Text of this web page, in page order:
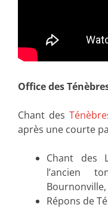
Office des
Chant des
après une courte
Chant des
l’ancien
Bournonville,
Répons de